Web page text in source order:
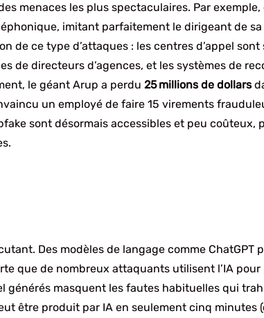
menaces les plus spectaculaires. Par
imitant parfaitement le dirigeant de
de ce type d’attaques : les centres d’appel
de directeurs d’agences, et les systèmes de
le géant Arup a perdu25 millions de dollars
un employé de faire 15 virements
sont désormais accessibles et peu
Des modèles de langage comme ChatGPT
que de nombreux attaquants utilisent l’IA
générés masquent les fautes habituelles qui
être produit par IA en seulement cinq minutes